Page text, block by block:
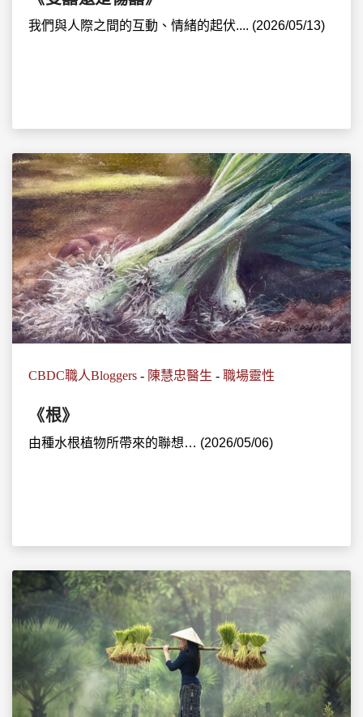
我們與人際之間的互動、情緒的起伏.... (2026/05/13)
CBDC職人Bloggers - 陳慧忠醫生 - 職場靈性
《根》
由種水根植物所帶來的聯想… (2026/05/06)